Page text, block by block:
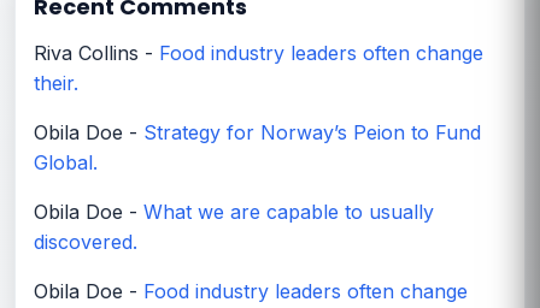
Recent Comments
Riva Collins - Food industry leaders often change
their.
Obila Doe - Strategy for Norway’s Peion to Fund
Global.
Obila Doe - What we are capable to usually
discovered.
Obila Doe - Food industry leaders often change